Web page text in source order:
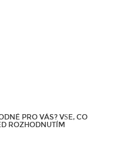
PRO VÁS? VŠE, CO
ROZHODNUTÍM